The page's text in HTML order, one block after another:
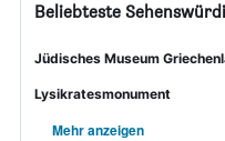
Beliebteste
Jüdisches Museum
Lysikratesmonument
Mehr anzeigen